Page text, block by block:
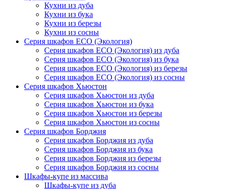
Кухни из дуба
Кухни из бука
Кухни из березы
Кухни из сосны
Серия шкафов ECO (Экология)
Серия шкафов ECO (Экология) из дуба
Серия шкафов ECO (Экология) из бука
Серия шкафов ECO (Экология) из березы
Серия шкафов ECO (Экология) из сосны
Серия шкафов Хьюстон
Серия шкафов Хьюстон из дуба
Серия шкафов Хьюстон из бука
Серия шкафов Хьюстон из березы
Серия шкафов Хьюстон из сосны
Серия шкафов Борджия
Серия шкафов Борджия из дуба
Серия шкафов Борджия из бука
Серия шкафов Борджия из березы
Серия шкафов Борджия из сосны
Шкафы-купе из массива
Шкафы-купе из дуба